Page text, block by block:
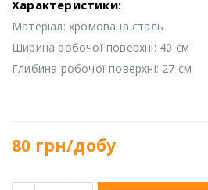
Характеристики:
Матеріал: хромована сталь
Ширина робочої поверхні: 40 см
Глибина робочої поверхні: 27 см
80 грн/добу